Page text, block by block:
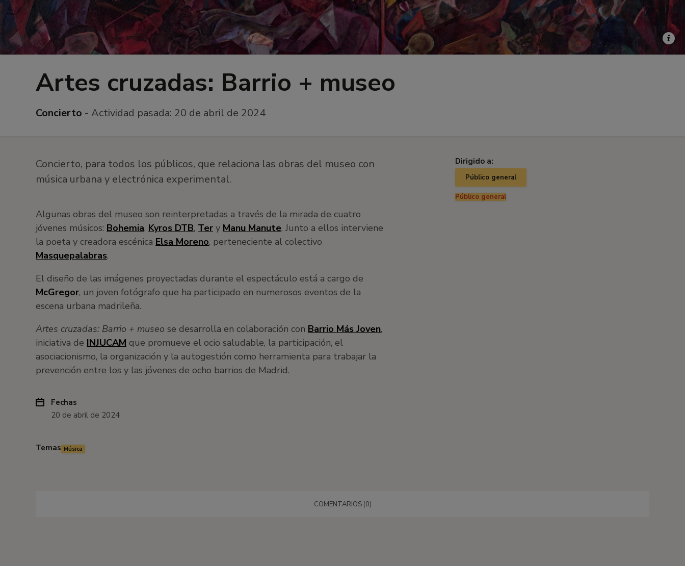
Artes cruzadas: Barrio + museo
Concierto - Actividad pasada: 20 de abril de 2024
Concierto, para todos los públicos, que relaciona las obras del museo con
música urbana y electrónica experimental.
Algunas obras del museo son reinterpretadas a través de la mirada de cuatro
jóvenes músicos: Bohemia, Kyros DTB, Ter y Manu Manute. Junto a ellos interviene
la poeta y creadora escénica Elsa Moreno, perteneciente al colectivo
Masquepalabras.
El diseño de las imágenes proyectadas durante el espectáculo está a cargo de
McGregor, un joven fotógrafo que ha participado en numerosos eventos de la
escena urbana madrileña.
Artes cruzadas: Barrio + museo se desarrolla en colaboración con Barrio Más Joven,
iniciativa de INJUCAM que promueve el ocio saludable, la participación, el
asociacionismo, la organización y la autogestión como herramienta para trabajar la
prevención entre los y las jóvenes de ocho barrios de Madrid.
Fechas
20 de abril de 2024
Temas Música
Dirigido a:
Público general
Público general
COMENTARIOS (0)